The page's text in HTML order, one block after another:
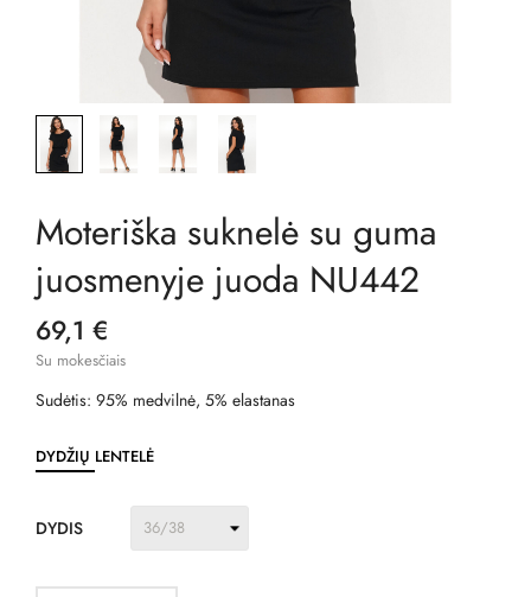
Moteriška suknelė su guma
juosmenyje juoda NU442
69,1 €
Su mokesčiais
Sudėtis: 95% medvilnė, 5% elastanas
DYDŽIŲ LENTELĖ
DYDIS